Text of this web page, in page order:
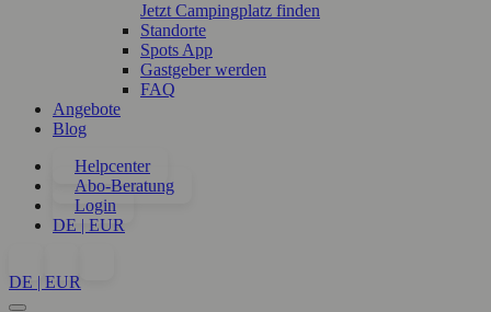
Jetzt Campingplatz finden
Standorte
Spots App
Gastgeber werden
FAQ
Angebote
Blog
Helpcenter
Abo-Beratung
Login
DE | EUR
DE | EUR